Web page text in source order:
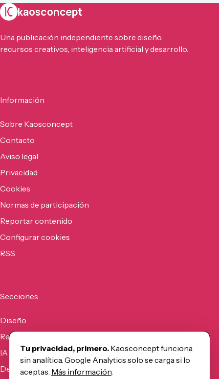
kaosconcept
Una publicación independiente sobre diseño,
recursos creativos, inteligencia artificial y desarrollo.
Información
Sobre Kaosconcept
Contacto
Aviso legal
Privacidad
Cookies
Normas de participación
Reportar contenido
Configurar cookies
RSS
Secciones
Diseño
Recursos
IA
Desarrollo
Tu privacidad, primero. Kaosconcept funciona
sin analítica. Google Analytics solo se carga si lo
aceptas. Más información.